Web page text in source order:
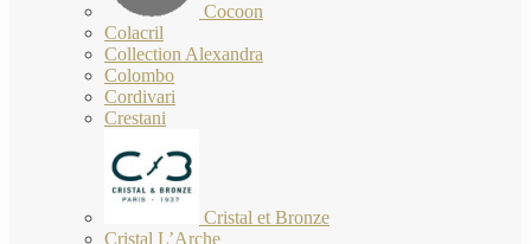
Cocoon
Colacril
Collection Alexandra
Colombo
Cordivari
Crestani
Cristal et Bronze
Cristal L’Arche